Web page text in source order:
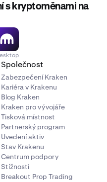
s kryptoměnami na
Společnost
Zabezpečení Kraken
Kariéra v Krakenu
Blog Kraken
Kraken pro vývojáře
Tisková místnost
Partnerský program
Uvedení aktiv
Stav Krakenu
Centrum podpory
Stížnosti
Breakout Prop Trading